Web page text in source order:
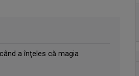
a înţeles că magia